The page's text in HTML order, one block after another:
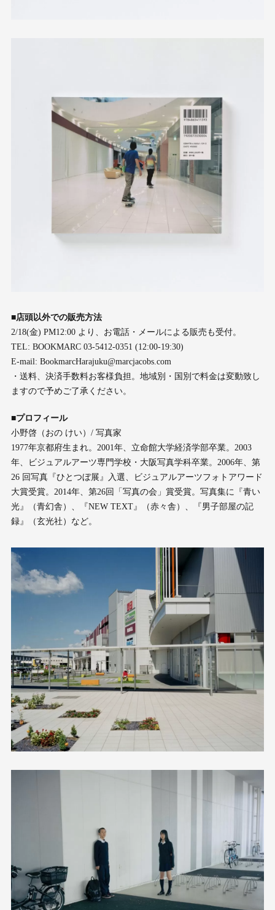
■店頭以外での販売方法
2/18(金) PM12:00 より、お電話・メールによる販売も受付。
TEL: BOOKMARC 03-5412-0351 (12:00-19:30)
E-mail: BookmarcHarajuku@marcjacobs.com
・送料、決済手数料お客様負担。地域別・国別で料金は変動致し
ますので予めご了承ください。
■プロフィール
小野啓（おの けい）/ 写真家
1977年京都府生まれ。2001年、立命館大学経済学部卒業。2003
年、ビジュアルアーツ専門学校・大阪写真学科卒業。2006年、第
26 回写真『ひとつぼ展』入選、ビジュアルアーツフォトアワード
大賞受賞。2014年、第26回「写真の会」賞受賞。写真集に『青い
光』（青幻舎）、『NEW TEXT』（赤々舎）、『男子部屋の記
録』（玄光社）など。